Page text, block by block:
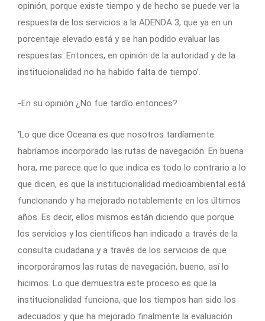
opinión, porque existe tiempo y de hecho se puede ver la
respuesta de los servicios a la ADENDA 3, que ya en un
porcentaje elevado está y se han podido evaluar las
respuestas. Entonces, en opinión de la autoridad y de la
institucionalidad no ha habido falta de tiempo’.
-En su opinión ¿No fue tardío entonces?
‘Lo que dice Oceana es que nosotros tardíamente
habríamos incorporado las rutas de navegación. En buena
hora, me parece que lo que indica es todo lo contrario a lo
que dicen, es que la institucionalidad medioambiental está
funcionando y ha mejorado notablemente en los últimos
años. Es decir, ellos mismos están diciendo que porque
los servicios y los científicos han indicado a través de la
consulta ciudadana y a través de los servicios de que
incorporáramos las rutas de navegación, bueno, así lo
hicimos. Lo que demuestra este proceso es que la
institucionalidad funciona, que los tiempos han sido los
adecuados y que ha mejorado finalmente la evaluación